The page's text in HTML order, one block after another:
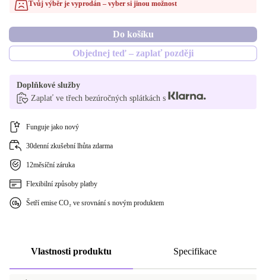
IT (italština) | 1000 GB, 32.0 GB, 3840 x 2400
Tvůj výběr je vyprodán – vyber si jinou možnost
Do košíku
Objednej teď – zaplať později
Doplňkové služby
Zaplať ve třech bezúročných splátkách s
Funguje jako nový
30denní zkušební lhůta zdarma
12měsíční záruka
Flexibilní způsoby platby
Šetří emise CO₂ ve srovnání s novým produktem
Vlastnosti produktu Specifikace